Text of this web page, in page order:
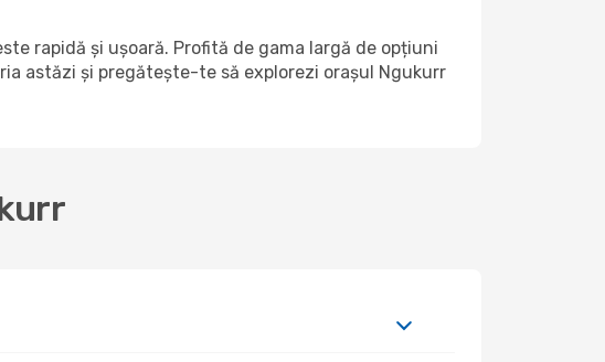
rapidă și ușoară. Profită de gama largă de opțiuni
astăzi și pregătește-te să explorezi orașul Ngukurr